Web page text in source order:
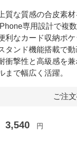
上質な質感の合皮素
専用設計で複
利なカード収納ポケ
タンド機能搭載で動
衝撃性と高級感を
まで幅広く活躍。
ご注
3,540 円